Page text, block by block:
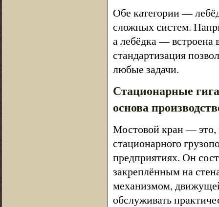
Обе категории —
сложных систем.
а лебёдка — встроена
стандартизация
любые задачи.
Стационарные
основа
Мостовой кран — это,
стационарного
предприятиях. Он
закреплённым на
механизмом,
обслуживать